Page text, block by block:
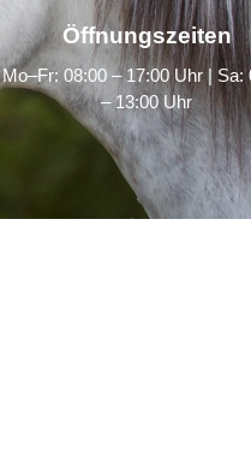
Öffnungszeiten
Mo–Fr: 08:00 – 17:00 Uhr | Sa:
– 13:00 Uhr